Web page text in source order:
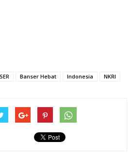
Banser Hebat Indonesia NKRI